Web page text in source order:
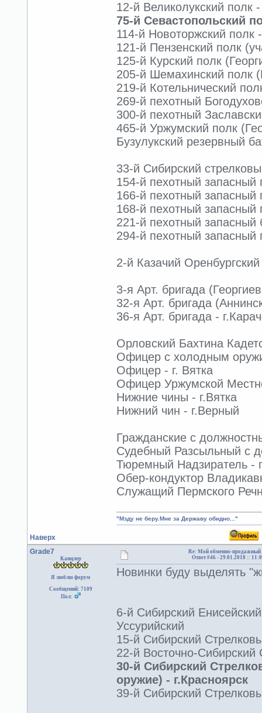
12-й Великолукский полк -
75-й Севастопольский
114-й Новоторжский полк
121-й Пензенский полк
125-й Курский полк
205-й Шемахинский полк
219-й Котельнический
269-й пехотный
300-й пехотный
465-й Уржумский полк
Бузулукский резервный
33-й Сибирский
154-й пехотный запасный
166-й пехотный запасный
168-й пехотный запасный
221-й пехотный запасный
294-й пехотный запасный
2-й Казачий
3-я Арт. бригада
32-я Арт. бригада
36-я Арт. бригада -
Орловский Бахтина
Офицер с холодным
Офицер - г. Вятка
Офицер Уржумской
Нижние чины - г.Вятка
Нижний чин - г.Верный
Гражданские с
Судебный Разсыльный с
Тюремный Надзиратель -
Обер-кондуктор
Служащий Пермского
Наверх
"Мзду не беру.Мне за Державу обидно..."
Grade7
Канцлер
Я люблю форум
Сообщений: 7109
Пол:
Re: Мой обменно-продажный
Ответ #46 - 29.01.2018 ::
Новинки буду выделять
6-й Сибирский
Уссурийский
15-й Сибирский
22-й Восточно-Сибирский
30-й Сибирский
оружие) - г.Красноярск
39-й Сибирский